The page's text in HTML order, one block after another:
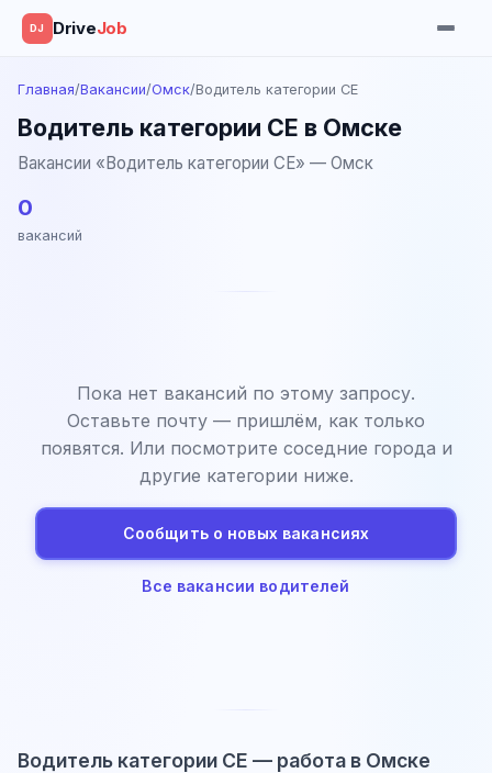
DJ DriveJob
Главная/Вакансии/Омск/Водитель категории CE
Водитель категории CE в Омске
Вакансии «Водитель категории CE» — Омск
0
вакансий
Пока нет вакансий по этому запросу.
Оставьте почту — пришлём, как только
появятся. Или посмотрите соседние города и
другие категории ниже.
Сообщить о новых вакансиях
Все вакансии водителей
Водитель категории CE — работа в Омске